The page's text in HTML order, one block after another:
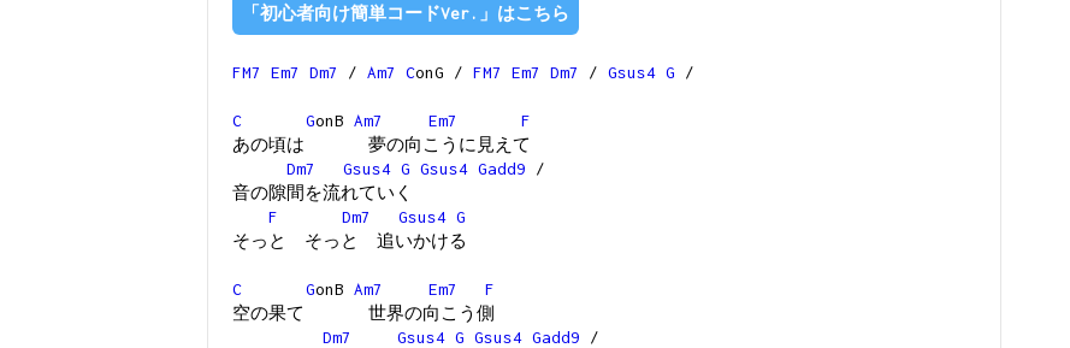
「初心者向け簡単コードVer.」はこちら
FM7 Em7 Dm7 / Am7 ConG / FM7 Em7 Dm7 / Gsus4 G /
C GonB Am7 Em7
F
あの頃は 夢の向こうに見えて
Dm7
Gsus4 G Gsus4 Gadd9 /
音の隙間を流れていく
F
Dm7 Gsus4 G
そっと そっと 追いかける
C GonB Am7 Em7
F
空の果て 世界の向こう側
Dm7
Gsus4 G Gsus4 Gadd9 /